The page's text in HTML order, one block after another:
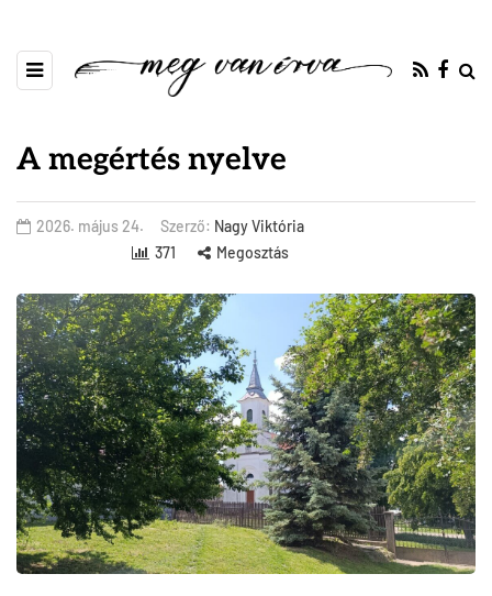
A megértés nyelve
2026. május 24. Szerző: Nagy Viktória
371
Megosztás